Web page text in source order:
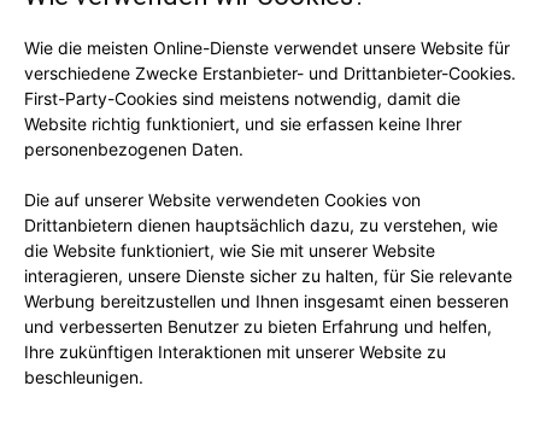
Wie die meisten Online-Dienste verwendet unsere Website für
verschiedene Zwecke Erstanbieter- und Drittanbieter-Cookies.
First-Party-Cookies sind meistens notwendig, damit die
Website richtig funktioniert, und sie erfassen keine Ihrer
personenbezogenen Daten.
Die auf unserer Website verwendeten Cookies von
Drittanbietern dienen hauptsächlich dazu, zu verstehen, wie
die Website funktioniert, wie Sie mit unserer Website
interagieren, unsere Dienste sicher zu halten, für Sie relevante
Werbung bereitzustellen und Ihnen insgesamt einen besseren
und verbesserten Benutzer zu bieten Erfahrung und helfen,
Ihre zukünftigen Interaktionen mit unserer Website zu
beschleunigen.